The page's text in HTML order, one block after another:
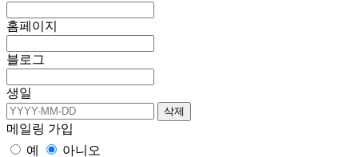
홈페이지
블로그
생일
메일링 가입
예
아니오